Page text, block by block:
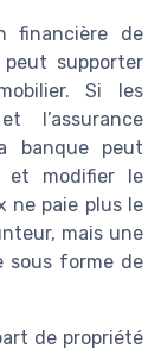
financière de
peut supporter
Si les
l’assurance
banque peut
et modifier le
ne paie plus le
mais une
sous forme de
de propriété